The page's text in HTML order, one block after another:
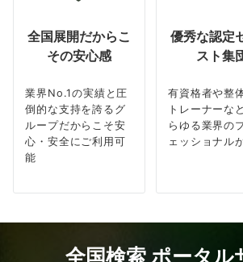
全国展開だからこ
その安心感
業界No.1の実績と圧
倒的な支持を誇るグ
ループだからこそ安
心・安全にご利用可
能
優秀な認定
スト集
有資格者や整
トレーナーな
らゆる業界の
ェッショナル
全国検索 ポータル